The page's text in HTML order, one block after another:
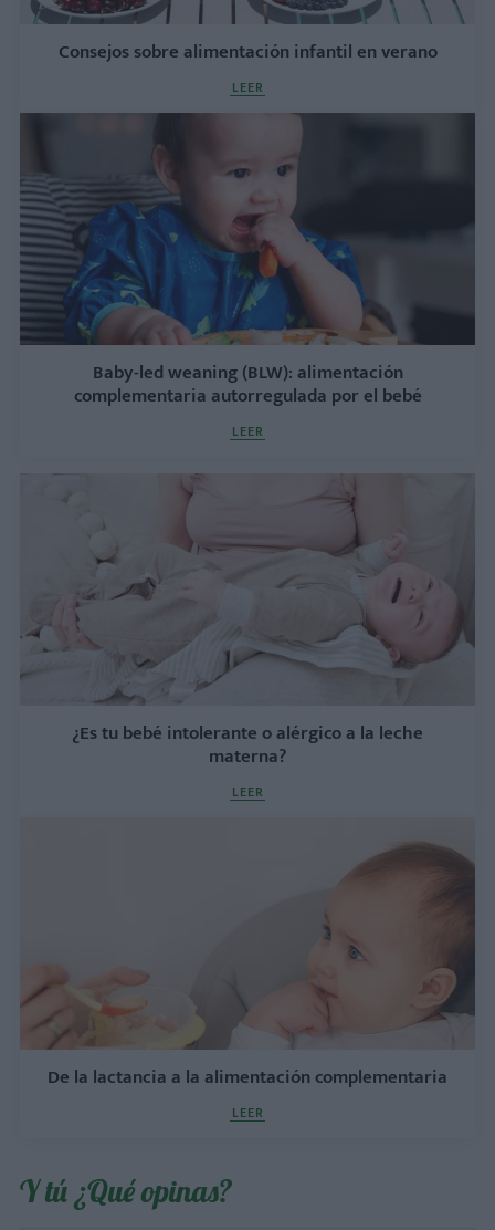
Consejos sobre alimentación infantil en verano
LEER
Baby-led weaning (BLW): alimentación
complementaria autorregulada por el bebé
LEER
¿Es tu bebé intolerante o alérgico a la leche
materna?
LEER
De la lactancia a la alimentación complementaria
LEER
Y tú ¿Qué opinas?